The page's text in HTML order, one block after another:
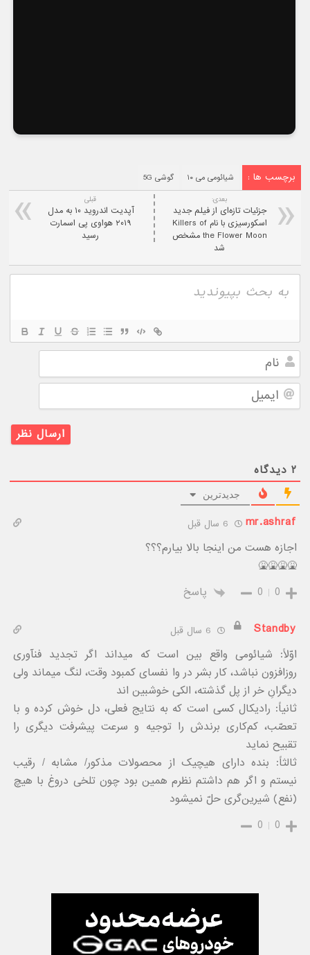
برچسب ها : شیائومی می ۱۰ گوشی 5G
قبلی
آپدیت اندروید ۱۰ به مدل
۲۰۱۹ هواوی پی اسمارت
رسید
بعدی:
جزئیات تازه‌ای از فیلم جدید
اسکورسیزی با نام Killers of
the Flower Moon مشخص
شد
نام
ایمیل
۲ دیدگاه
جدیدترین
mr.ashraf
اجازه هست من اینجا بالا بیارم؟؟؟
🤮🤮🤮🤮
0
0 پاسخ
Standby
اوّلاً: شیائومی واقع بین است که میداند اگر تجدید فنآوری
روزافزون نباشد، کار بشر در وا نفسای کمبود وقت، لنگ میماند ولی
دیگرانِ خر از پل ‌گذشته، الکی خوشبین اند
ثانیاً: رادیکال کسی است که به نتایج فعلی، دل خوش کرده و با
تعصّب، کم‌کاری برندش را توجیه و سرعت پیشرفت دیگری را
تقبیح نماید
ثالثاً: بنده دارای هیچیک از محصولات مذکور/ مشابه / رقیب
نیستم و اگر هم داشتم نظرم همین بود چون تلخی دروغ با هیچ
(نفع) شیرین‌گری حلّ نمیشود
0
0